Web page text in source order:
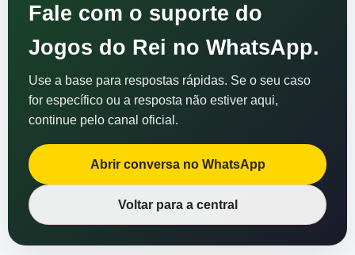
Fale com o suporte do
Jogos do Rei no WhatsApp.
Use a base para respostas rápidas. Se o seu caso
for específico ou a resposta não estiver aqui,
continue pelo canal oficial.
Abrir conversa no WhatsApp
Voltar para a central